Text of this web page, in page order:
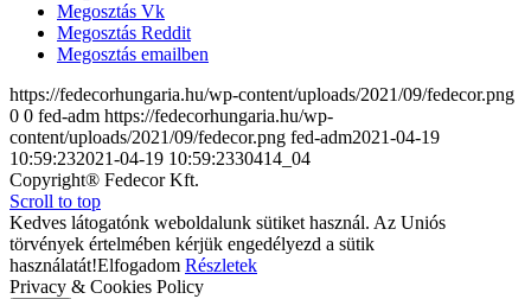
Megosztás Vk
Megosztás Reddit
Megosztás emailben
https://fedecorhungaria.hu/wp-content/uploads/2021/09/fedecor.png
0 0 fed-adm https://fedecorhungaria.hu/wp-
content/uploads/2021/09/fedecor.png fed-adm2021-04-19
10:59:232021-04-19 10:59:2330414_04
Copyright® Fedecor Kft.
Scroll to top
Kedves látogatónk weboldalunk sütiket használ. Az Uniós
törvények értelmében kérjük engedélyezd a sütik
használatát!Elfogadom Részletek
Privacy & Cookies Policy